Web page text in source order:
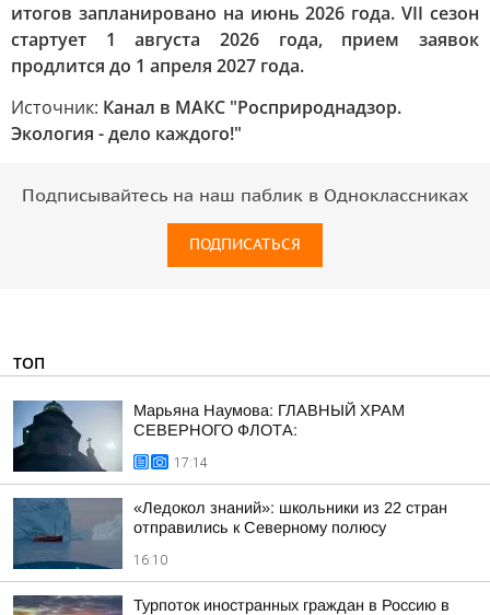
итогов запланировано на июнь 2026 года. VII сезон
стартует 1 августа 2026 года, прием заявок
продлится до 1 апреля 2027 года.
Источник: Канал в МАКС "Росприроднадзор.
Экология - дело каждого!"
Подписывайтесь на наш паблик в Одноклассниках
ПОДПИСАТЬСЯ
ТОП
Марьяна Наумова: ГЛАВНЫЙ ХРАМ
СЕВЕРНОГО ФЛОТА:
17:14
«Ледокол знаний»: школьники из 22 стран
отправились к Северному полюсу
16:10
Турпоток иностранных граждан в Россию в